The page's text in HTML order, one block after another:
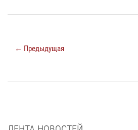
← Предыдущая